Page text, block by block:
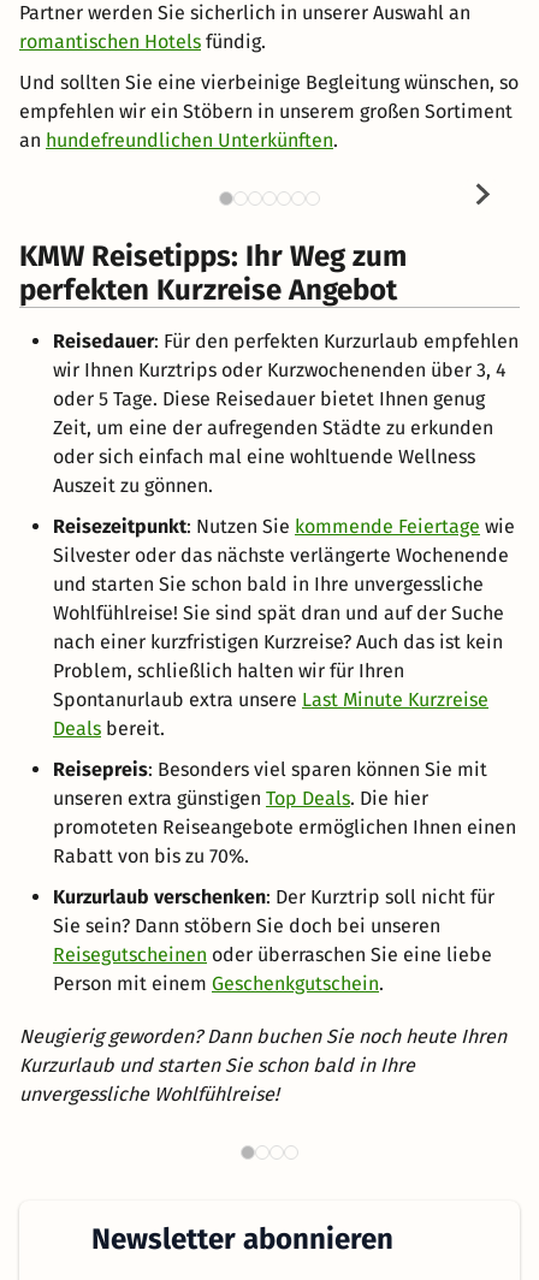
Partner werden Sie sicherlich in unserer Auswahl an
romantischen Hotels fündig.
Und sollten Sie eine vierbeinige Begleitung wünschen, so
empfehlen wir ein Stöbern in unserem großen Sortiment
an hundefreundlichen Unterkünften.
KMW Reisetipps: Ihr Weg zum
perfekten Kurzreise Angebot
Reisedauer: Für den perfekten Kurzurlaub empfehlen
wir Ihnen Kurztrips oder Kurzwochenenden über 3, 4
oder 5 Tage. Diese Reisedauer bietet Ihnen genug
Zeit, um eine der aufregenden Städte zu erkunden
oder sich einfach mal eine wohltuende Wellness
Auszeit zu gönnen.
Reisezeitpunkt: Nutzen Sie kommende Feiertage wie
Silvester oder das nächste verlängerte Wochenende
und starten Sie schon bald in Ihre unvergessliche
Wohlfühlreise! Sie sind spät dran und auf der Suche
nach einer kurzfristigen Kurzreise? Auch das ist kein
Problem, schließlich halten wir für Ihren
Spontanurlaub extra unsere Last Minute Kurzreise
Deals bereit.
Reisepreis: Besonders viel sparen können Sie mit
unseren extra günstigen Top Deals. Die hier
promoteten Reiseangebote ermöglichen Ihnen einen
Rabatt von bis zu 70%.
Kurzurlaub verschenken: Der Kurztrip soll nicht für
Sie sein? Dann stöbern Sie doch bei unseren
Reisegutscheinen oder überraschen Sie eine liebe
Person mit einem Geschenkgutschein.
Neugierig geworden? Dann buchen Sie noch heute Ihren
Kurzurlaub und starten Sie schon bald in Ihre
unvergessliche Wohlfühlreise!
Österreich
Newsletter abonnieren